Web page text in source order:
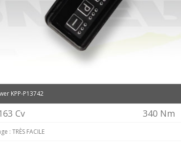
KPP-P13742
Cv 340 Nm
: TRÈS FACILE